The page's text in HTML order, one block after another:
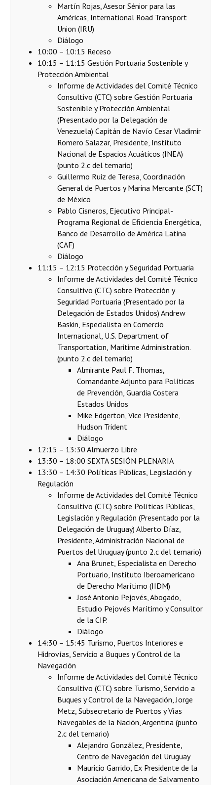
Martín Rojas, Asesor Sénior para las
Américas, International Road Transport
Union (IRU)
Diálogo
10:00 – 10:15 Receso
10:15 – 11:15 Gestión Portuaria Sostenible y
Protección Ambiental
Informe de Actividades del Comité Técnico
Consultivo (CTC) sobre Gestión Portuaria
Sostenible y Protección Ambiental
(Presentado por la Delegación de
Venezuela) Capitán de Navío Cesar Vladimir
Romero Salazar, Presidente, Instituto
Nacional de Espacios Acuáticos (INEA)
(punto 2.c del temario)
Guillermo Ruiz de Teresa, Coordinación
General de Puertos y Marina Mercante (SCT)
de México
Pablo Cisneros, Ejecutivo Principal-
Programa Regional de Eficiencia Energética,
Banco de Desarrollo de América Latina
(CAF)
Diálogo
11:15 – 12:15 Protección y Seguridad Portuaria
Informe de Actividades del Comité Técnico
Consultivo (CTC) sobre Protección y
Seguridad Portuaria (Presentado por la
Delegación de Estados Unidos) Andrew
Baskin, Especialista en Comercio
Internacional, U.S. Department of
Transportation, Maritime Administration.
(punto 2.c del temario)
Almirante Paul F. Thomas,
Comandante Adjunto para Políticas
de Prevención, Guardia Costera
Estados Unidos
Mike Edgerton, Vice Presidente,
Hudson Trident
Diálogo
12:15 – 13:30 Almuerzo Libre
13:30 – 18:00 SEXTA SESIÓN PLENARIA
13:30 – 14:30 Políticas Públicas, Legislación y
Regulación
Informe de Actividades del Comité Técnico
Consultivo (CTC) sobre Políticas Públicas,
Legislación y Regulación (Presentado por la
Delegación de Uruguay) Alberto Díaz,
Presidente, Administración Nacional de
Puertos del Uruguay (punto 2.c del temario)
Ana Brunet, Especialista en Derecho
Portuario, Instituto Iberoamericano
de Derecho Marítimo (IIDM)
José Antonio Pejovés, Abogado,
Estudio Pejovés Marítimo y Consultor
de la CIP.
Diálogo
14:30 – 15:45 Turismo, Puertos Interiores e
Hidrovías, Servicio a Buques y Control de la
Navegación
Informe de Actividades del Comité Técnico
Consultivo (CTC) sobre Turismo, Servicio a
Buques y Control de la Navegación, Jorge
Metz, Subsecretario de Puertos y Vías
Navegables de la Nación, Argentina (punto
2.c del temario)
Alejandro González, Presidente,
Centro de Navegación del Uruguay
Mauricio Garrido, Ex Presidente de la
Asociación Americana de Salvamento